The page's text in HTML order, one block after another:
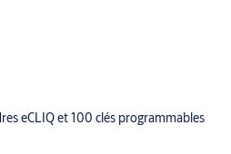
eCLIQ et 100 clés programmables